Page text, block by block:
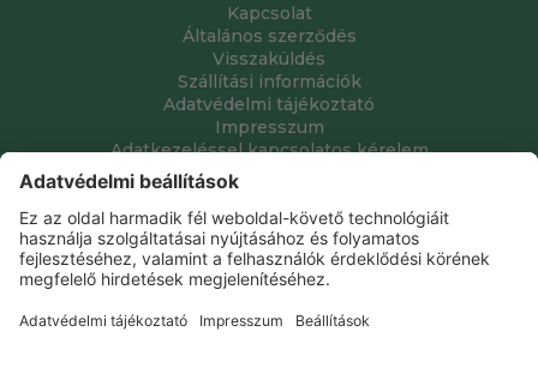
Kapcsolat
Általános szerződés
Visszaküldés
Szállítási információk
Adatvédelmi tájékoztató
Impresszum
Adatkezeléssel kapcsolatos kérelem